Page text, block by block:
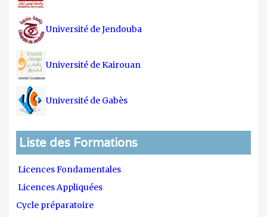
Université de Jendouba
Université de Kairouan
Université de Gabès
Liste des Formations
Licences Fondamentales
Licences Appliquées
Cycle préparatoire